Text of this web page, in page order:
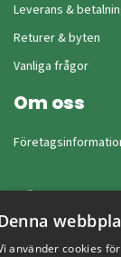
Leverans &
Returer & byten
Vanliga frågor
Om oss
använder cookies